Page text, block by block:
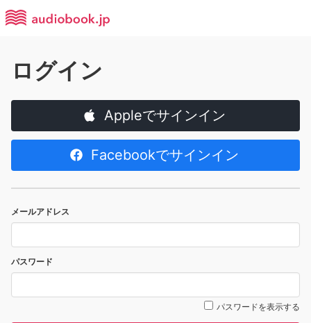
ログイン
Appleでサインイン
Facebookでサインイン
メールアドレス
パスワード
パスワードを表示する